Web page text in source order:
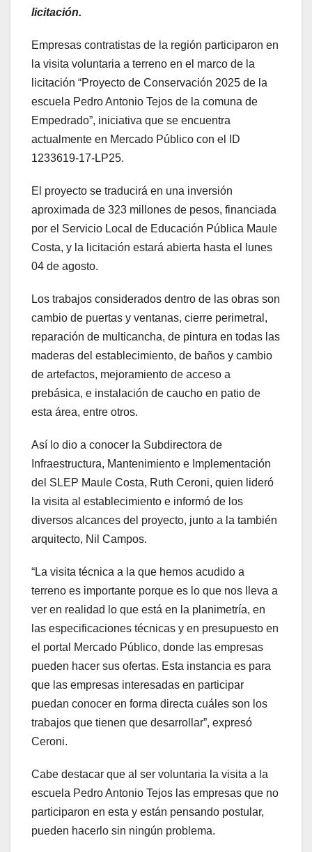
licitación.
Empresas contratistas de la región participaron en
la visita voluntaria a terreno en el marco de la
licitación “Proyecto de Conservación 2025 de la
escuela Pedro Antonio Tejos de la comuna de
Empedrado”, iniciativa que se encuentra
actualmente en Mercado Público con el ID
1233619-17-LP25.
El proyecto se traducirá en una inversión
aproximada de 323 millones de pesos, financiada
por el Servicio Local de Educación Pública Maule
Costa, y la licitación estará abierta hasta el lunes
04 de agosto.
Los trabajos considerados dentro de las obras son
cambio de puertas y ventanas, cierre perimetral,
reparación de multicancha, de pintura en todas las
maderas del establecimiento, de baños y cambio
de artefactos, mejoramiento de acceso a
prebásica, e instalación de caucho en patio de
esta área, entre otros.
Así lo dio a conocer la Subdirectora de
Infraestructura, Mantenimiento e Implementación
del SLEP Maule Costa, Ruth Ceroni, quien lideró
la visita al establecimiento e informó de los
diversos alcances del proyecto, junto a la también
arquitecto, Nil Campos.
“La visita técnica a la que hemos acudido a
terreno es importante porque es lo que nos lleva a
ver en realidad lo que está en la planimetría, en
las especificaciones técnicas y en presupuesto en
el portal Mercado Público, donde las empresas
pueden hacer sus ofertas. Esta instancia es para
que las empresas interesadas en participar
puedan conocer en forma directa cuáles son los
trabajos que tienen que desarrollar”, expresó
Ceroni.
Cabe destacar que al ser voluntaria la visita a la
escuela Pedro Antonio Tejos las empresas que no
participaron en esta y están pensando postular,
pueden hacerlo sin ningún problema.